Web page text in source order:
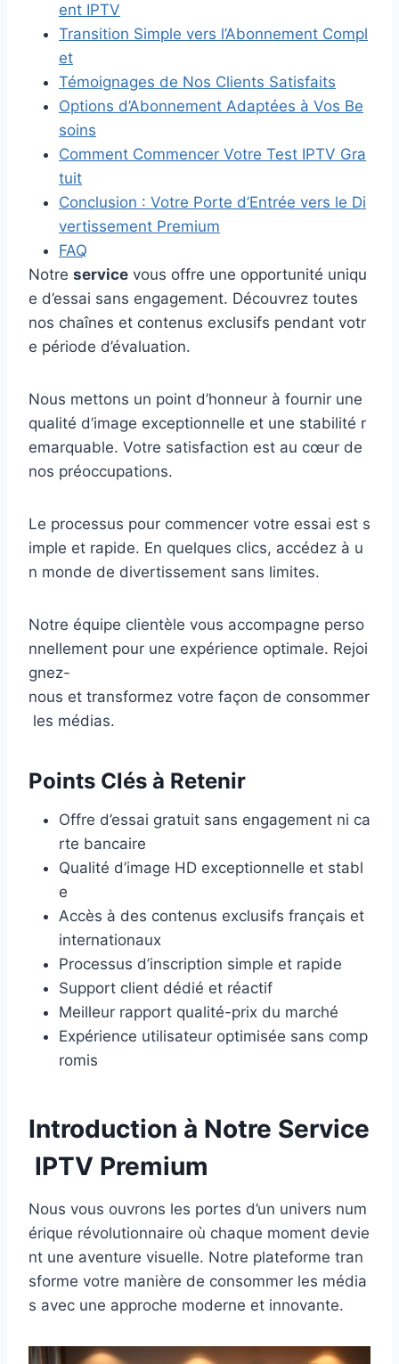
ent IPTV
Transition Simple vers l’Abonnement Compl
et
Témoignages de Nos Clients Satisfaits
Options d’Abonnement Adaptées à Vos Be
soins
Comment Commencer Votre Test IPTV Gra
tuit
Conclusion : Votre Porte d’Entrée vers le Di
vertissement Premium
FAQ
Notre service vous offre une opportunité uniqu
e d’essai sans engagement. Découvrez toutes
nos chaînes et contenus exclusifs pendant votr
e période d’évaluation.
Nous mettons un point d’honneur à fournir une
qualité d’image exceptionnelle et une stabilité r
emarquable. Votre satisfaction est au cœur de
nos préoccupations.
Le processus pour commencer votre essai est s
imple et rapide. En quelques clics, accédez à u
n monde de divertissement sans limites.
Notre équipe clientèle vous accompagne perso
nnellement pour une expérience optimale. Rejoi
gnez-
nous et transformez votre façon de consommer
les médias.
Points Clés à Retenir
Offre d’essai gratuit sans engagement ni ca
rte bancaire
Qualité d’image HD exceptionnelle et stabl
e
Accès à des contenus exclusifs français et
internationaux
Processus d’inscription simple et rapide
Support client dédié et réactif
Meilleur rapport qualité-prix du marché
Expérience utilisateur optimisée sans comp
romis
Introduction à Notre Service
IPTV Premium
Nous vous ouvrons les portes d’un univers num
érique révolutionnaire où chaque moment devie
nt une aventure visuelle. Notre plateforme tran
sforme votre manière de consommer les média
s avec une approche moderne et innovante.